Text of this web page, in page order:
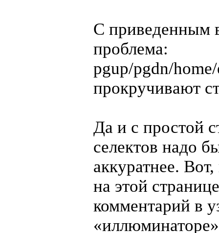
С приведенным
проблема:
pgup/pgdn/
прокручивают
Да и с простой
селектов надо
аккуратнее.
на этой
комментарий в